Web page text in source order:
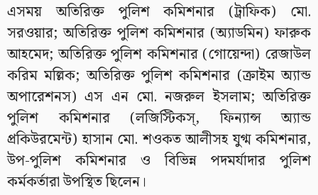
এসময় অতিরিক্ত পুলিশ কমিশনার (ট্রাফিক) মো.
সরওয়ার; অতিরিক্ত পুলিশ কমিশনার (অ্যাডমিন) ফারুক
আহমেদ; অতিরিক্ত পুলিশ কমিশনার (গোয়েন্দা) রেজাউল
করিম মল্লিক; অতিরিক্ত পুলিশ কমিশনার (ক্রাইম অ্যান্ড
অপারেশনস) এস এন মো. নজরুল ইসলাম; অতিরিক্ত
পুলিশ কমিশনার (লজিস্টিকস্, ফিন্যান্স অ্যান্ড
প্রকিউরমেন্ট) হাসান মো. শওকত আলীসহ যুগ্ম কমিশনার,
উপ-পুলিশ কমিশনার ও বিভিন্ন পদমর্যাদার পুলিশ
কর্মকর্তারা উপস্থিত ছিলেন।